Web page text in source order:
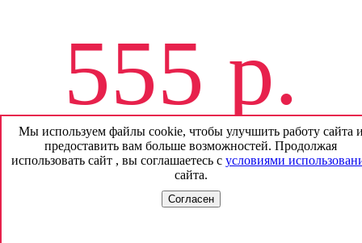
555 р.
На будущие покупки
без смс и регистрации
Мы используем файлы cookie, чтобы улучшить работу сайта
предоставить вам больше возможностей. Продолжая
использовать сайт , вы соглашаетесь с условиями
сайта.
Согласен